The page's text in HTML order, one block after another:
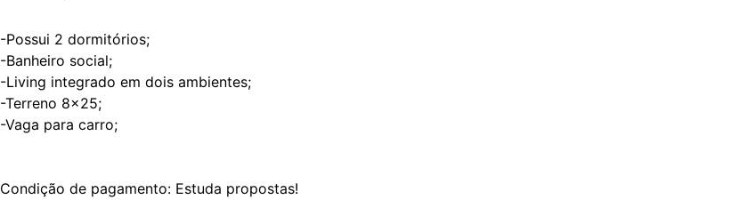
-Possui 2 dormitórios;
-Banheiro social;
-Living integrado em dois ambientes;
-Terreno 8x25;
-Vaga para carro;